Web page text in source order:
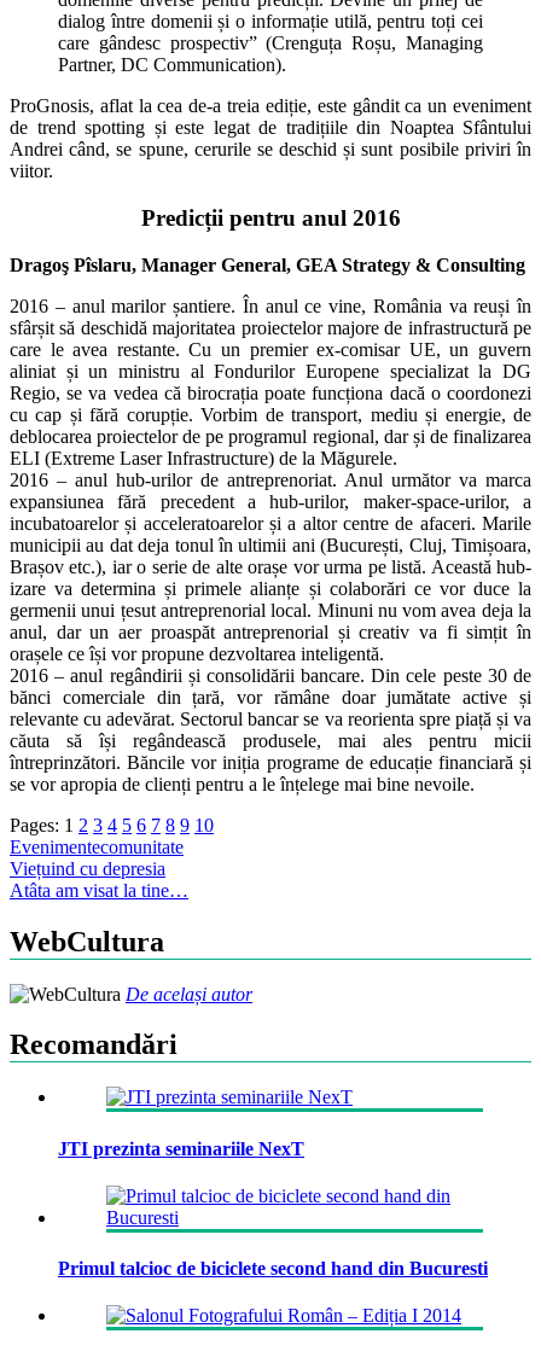
dialog între domenii și o informație utilă, pentru toți cei
care gândesc prospectiv” (Crenguța Roșu, Managing
Partner, DC Communication).
ProGnosis, aflat la cea de-a treia ediție, este gândit ca un eveniment
de trend spotting și este legat de tradițiile din Noaptea Sfântului
Andrei când, se spune, cerurile se deschid și sunt posibile priviri în
viitor.
Predicții pentru anul 2016
Dragoş Pîslaru, Manager General, GEA Strategy & Consulting
2016 – anul marilor șantiere. În anul ce vine, România va reuși în
sfârșit să deschidă majoritatea proiectelor majore de infrastructură pe
care le avea restante. Cu un premier ex-comisar UE, un guvern
aliniat și un ministru al Fondurilor Europene specializat la DG
Regio, se va vedea că birocrația poate funcționa dacă o coordonezi
cu cap și fără corupție. Vorbim de transport, mediu și energie, de
deblocarea proiectelor de pe programul regional, dar și de finalizarea
ELI (Extreme Laser Infrastructure) de la Măgurele.
2016 – anul hub-urilor de antreprenoriat. Anul următor va marca
expansiunea fără precedent a hub-urilor, maker-space-urilor, a
incubatoarelor și acceleratoarelor și a altor centre de afaceri. Marile
municipii au dat deja tonul în ultimii ani (București, Cluj, Timișoara,
Brașov etc.), iar o serie de alte orașe vor urma pe listă. Această hub-
izare va determina și primele alianțe și colaborări ce vor duce la
germenii unui țesut antreprenorial local. Minuni nu vom avea deja la
anul, dar un aer proaspăt antreprenorial și creativ va fi simțit în
orașele ce își vor propune dezvoltarea inteligentă.
2016 – anul regândirii și consolidării bancare. Din cele peste 30 de
bănci comerciale din țară, vor rămâne doar jumătate active și
relevante cu adevărat. Sectorul bancar se va reorienta spre piață și va
căuta să își regândească produsele, mai ales pentru micii
întreprinzători. Băncile vor iniția programe de educație financiară și
se vor apropia de clienți pentru a le înțelege mai bine nevoile.
Pages: 1 2 3 4 5 6 7 8 9 10
Evenimentecomunitate
Post
navigation
Viețuind cu depresia
Atâta am visat la tine…
WebCultura
De același autor
Recomandări
JTI prezinta seminariile NexT
Primul talcioc de biciclete second hand din Bucuresti